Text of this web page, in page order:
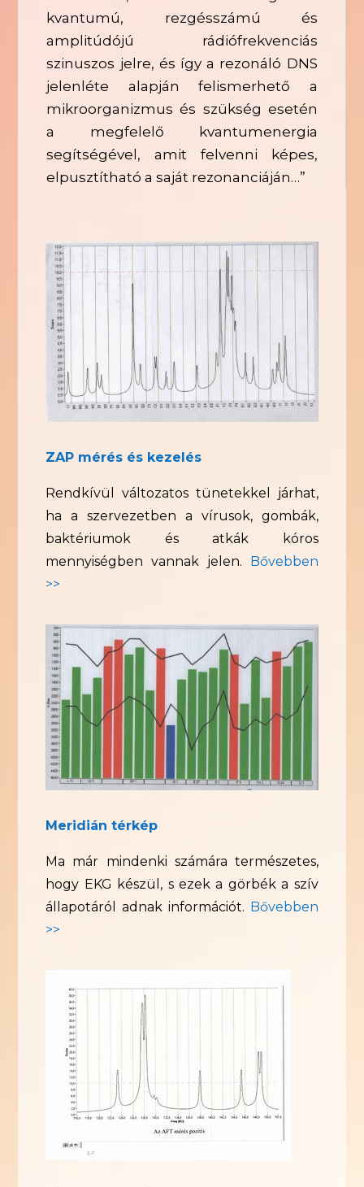
kvantumú, rezgésszámú és
amplitúdójú rádiófrekvenciás
szinuszos jelre, és így a rezonáló DNS
jelenléte alapján felismerhető a
mikroorganizmus és szükség esetén
a megfelelő kvantumenergia
segítségével, amit felvenni képes,
elpusztítható a saját rezonanciáján…”
ZAP mérés és kezelés
Rendkívül változatos tünetekkel járhat,
ha a szervezetben a vírusok, gombák,
baktériumok és atkák kóros
mennyiségben vannak jelen. Bővebben
>>
Meridián térkép
Ma már mindenki számára természetes,
hogy EKG készül, s ezek a görbék a szív
állapotáról adnak információt. Bővebben
>>